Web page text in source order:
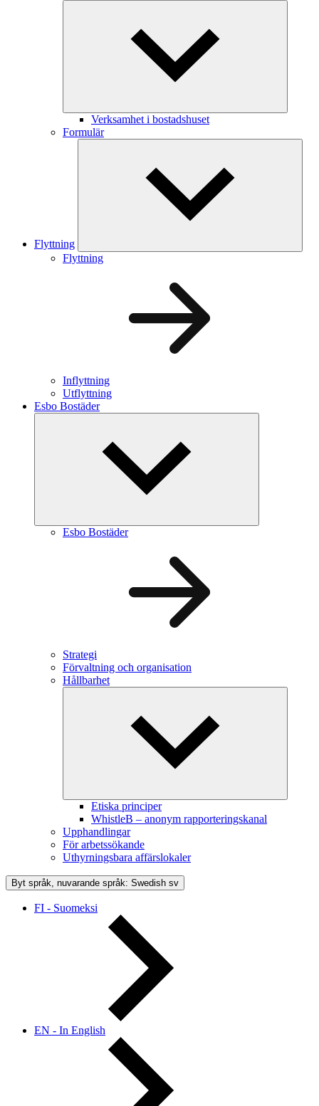
Verksamhet i bostadshuset
Formulär
Flyttning
Flyttning
Inflyttning
Utflyttning
Esbo Bostäder
Esbo Bostäder
Strategi
Förvaltning och organisation
Hållbarhet
Etiska principer
WhistleB – anonym rapporteringskanal
Upphandlingar
För arbetssökande
Uthyrningsbara affärslokaler
Byt språk, nuvarande språk: Swedish sv
FI - Suomeksi
EN - In English